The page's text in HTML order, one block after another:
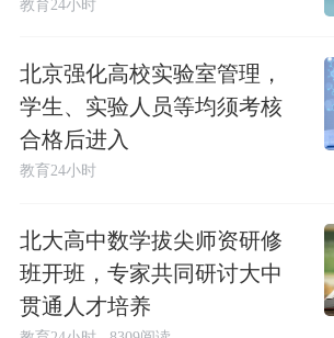
教育24小时
北京强化高校实验室管理，
学生、实验人员等均须考核
合格后进入
教育24小时
北大高中数学拔尖师资研修
班开班，专家共同研讨大中
贯通人才培养